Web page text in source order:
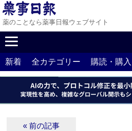
薬のことなら薬事日報ウェブサイト
新着 全カテゴリー 購読・購
« 前の記事